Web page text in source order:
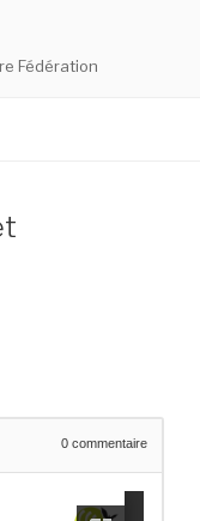
Fédération
0 commentaire